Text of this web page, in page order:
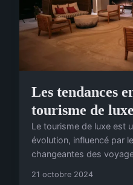
Les tendances
tourisme de
Le tourisme de luxe est
évolution, influencé par
changeantes des
21 octobre 2024